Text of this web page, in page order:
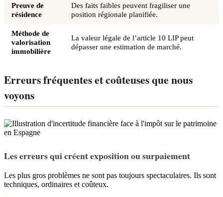
Preuve de
résidence
Des faits faibles peuvent fragiliser une
position régionale planifiée.
Méthode de
valorisation
immobilière
La valeur légale de l’article 10 LIP peut
dépasser une estimation de marché.
Erreurs fréquentes et coûteuses que nous
voyons
Les erreurs qui créent exposition ou surpaiement
Les plus gros problèmes ne sont pas toujours spectaculaires. Ils sont
techniques, ordinaires et coûteux.